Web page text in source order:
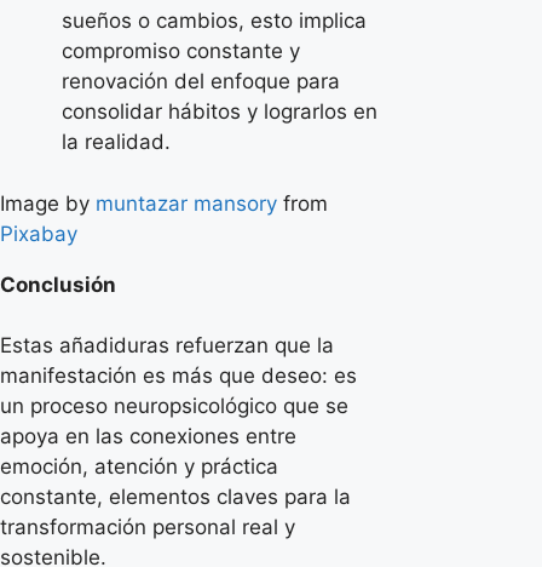
sueños o cambios, esto implica
compromiso constante y
renovación del enfoque para
consolidar hábitos y lograrlos en
la realidad.
Image by muntazar mansory from
Pixabay
Conclusión
Estas añadiduras refuerzan que la
manifestación es más que deseo: es
un proceso neuropsicológico que se
apoya en las conexiones entre
emoción, atención y práctica
constante, elementos claves para la
transformación personal real y
sostenible.